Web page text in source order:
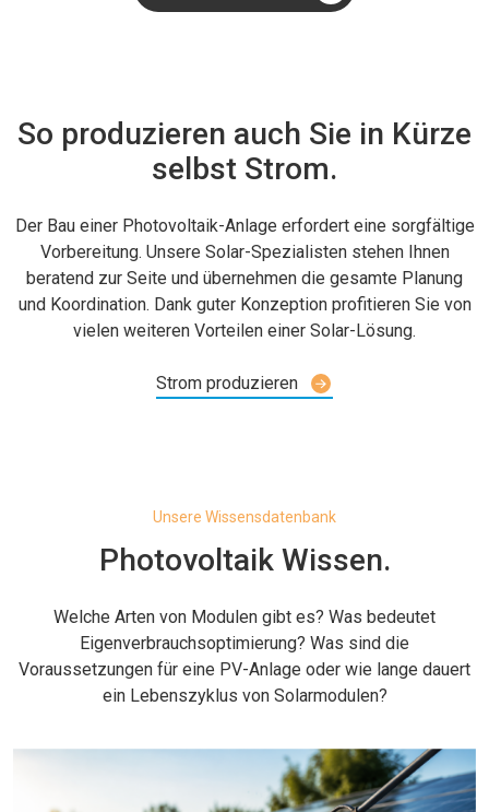
So produzieren auch Sie in Kürze
selbst Strom.
Der Bau einer Photovoltaik-Anlage erfordert eine sorgfältige
Vorbereitung. Unsere Solar-Spezialisten stehen Ihnen
beratend zur Seite und übernehmen die gesamte Planung
und Koordination. Dank guter Konzeption profitieren Sie von
vielen weiteren Vorteilen einer Solar-Lösung.
Strom produzieren
Unsere Wissensdatenbank
Photovoltaik Wissen.
Welche Arten von Modulen gibt es? Was bedeutet
Eigenverbrauchsoptimierung? Was sind die
Voraussetzungen für eine PV-Anlage oder wie lange dauert
ein Lebenszyklus von Solarmodulen?